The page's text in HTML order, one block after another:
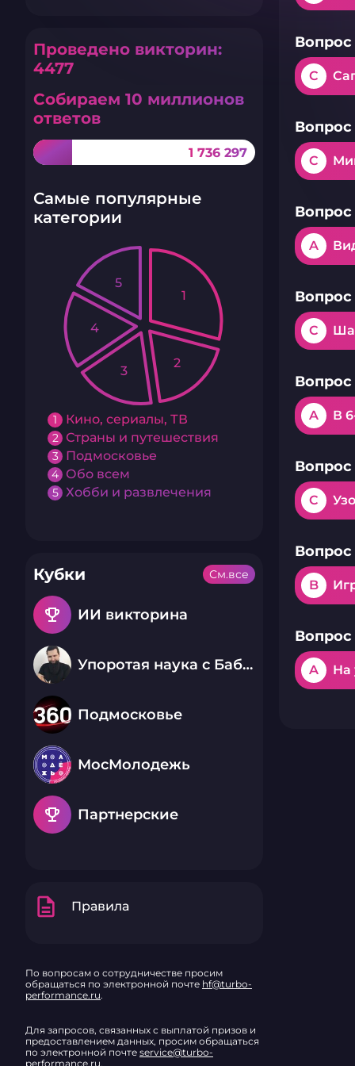
Проведено викторин:
4477
Собираем 10 миллионов
ответов
1 736 297
Самые популярные
категории
1 Кино, сериалы, ТВ
2 Страны и путешествия
3 Подмосковье
4 Обо всем
5 Хобби и развлечения
1
2
3
4
5
Кубки
emoji_events ИИ викторина
Упоротая наука с Бабаем Лютым
Подмосковье
МосМолодежь
emoji_events Партнерские
См.все
description Правила
По вопросам о сотрудничестве просим
обращаться по электронной почте hf@turbo-
performance.ru.
Для запросов, связанных с выплатой призов и
предоставлением данных, просим обращаться
по электронной почте service@turbo-
performance.ru.
Вопрос
C
Вопрос
C
Вопрос
A
Вопрос
C
Вопрос
A В
Вопрос
C
Вопрос
B
Вопрос
A На